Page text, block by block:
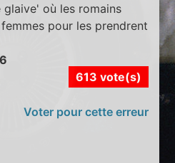
où les romains
pour les prendrent
613 vote(s)
Voter pour cette erreur